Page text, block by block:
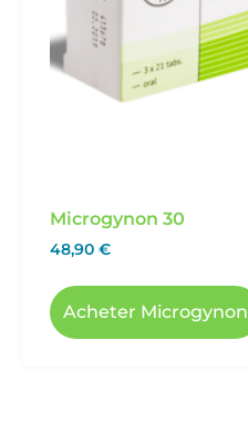
Microgynon 30
48,90 €
Acheter Microgynon